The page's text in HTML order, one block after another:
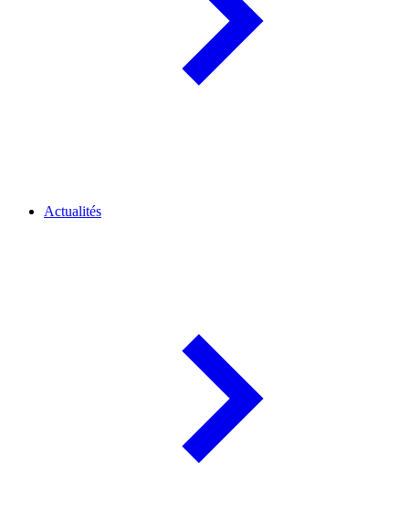
Actualités